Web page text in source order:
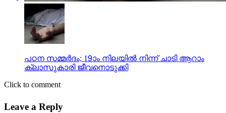
പഠന സമ്മര്‍ദം; 19ാം നിലയില്‍ നിന്ന് ചാടി ആറാം
ക്ലാസുകാരി ജീവനൊടുക്കി
Click to comment
Leave a Reply